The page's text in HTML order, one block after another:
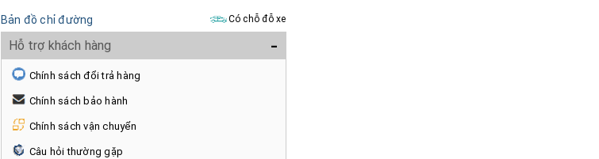
Bản đồ chỉ đường Có chỗ đỗ xe
Hỗ trợ khách hàng -
Chính sách đổi trả hàng
Chính sách bảo hành
Chính sách vận chuyển
Câu hỏi thường gặp